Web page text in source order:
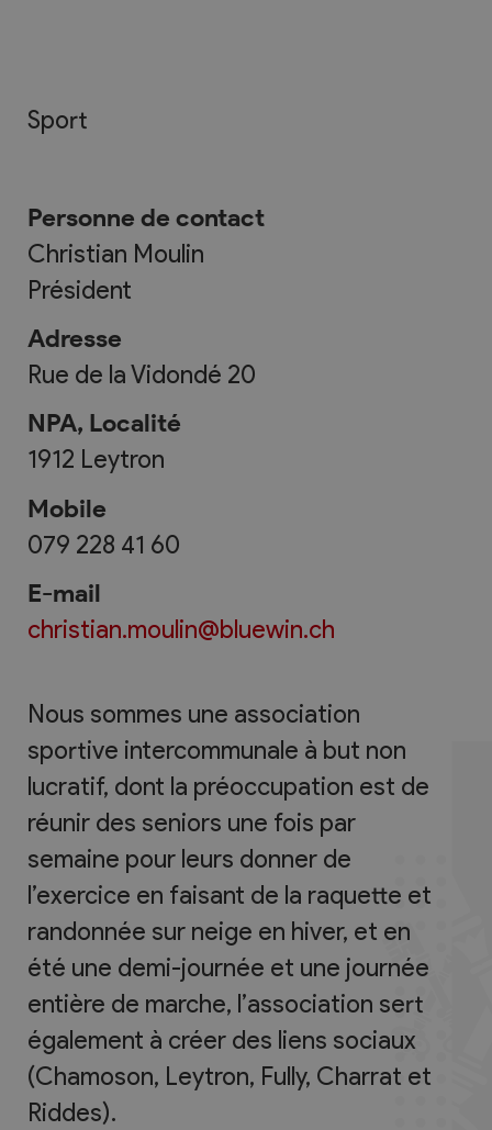
Sport
Personne de contact
Christian Moulin
Président
Adresse
Rue de la Vidondé 20
NPA, Localité
1912 Leytron
Mobile
079 228 41 60
E-mail
christian.moulin@bluewin.ch
Nous sommes une association
sportive intercommunale à but non
lucratif, dont la préoccupation est de
réunir des seniors une fois par
semaine pour leurs donner de
l’exercice en faisant de la raquette et
randonnée sur neige en hiver, et en
été une demi-journée et une journée
entière de marche, l’association sert
également à créer des liens sociaux
(Chamoson, Leytron, Fully, Charrat et
Riddes).